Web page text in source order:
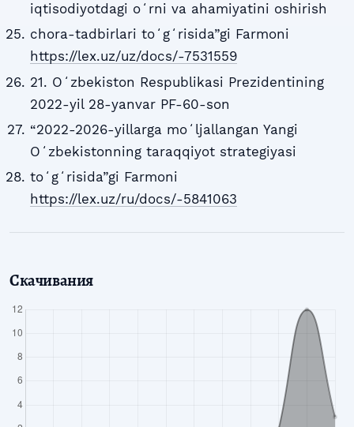
iqtisodiyotdagi oʻrni va ahamiyatini oshirish
chora-tadbirlari toʻgʻrisida”gi Farmoni
https://lex.uz/uz/docs/-7531559
21. Oʻzbekiston Respublikasi Prezidentining
2022-yil 28-yanvar PF-60-son
“2022-2026-yillarga moʻljallangan Yangi
Oʻzbekistonning taraqqiyot strategiyasi
toʻgʻrisida”gi Farmoni
https://lex.uz/ru/docs/-5841063
Скачивания